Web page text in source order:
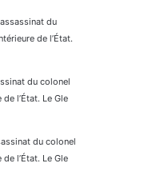
du
de l’État.
du colonel
l’État. Le Gle
du colonel
l’État. Le Gle